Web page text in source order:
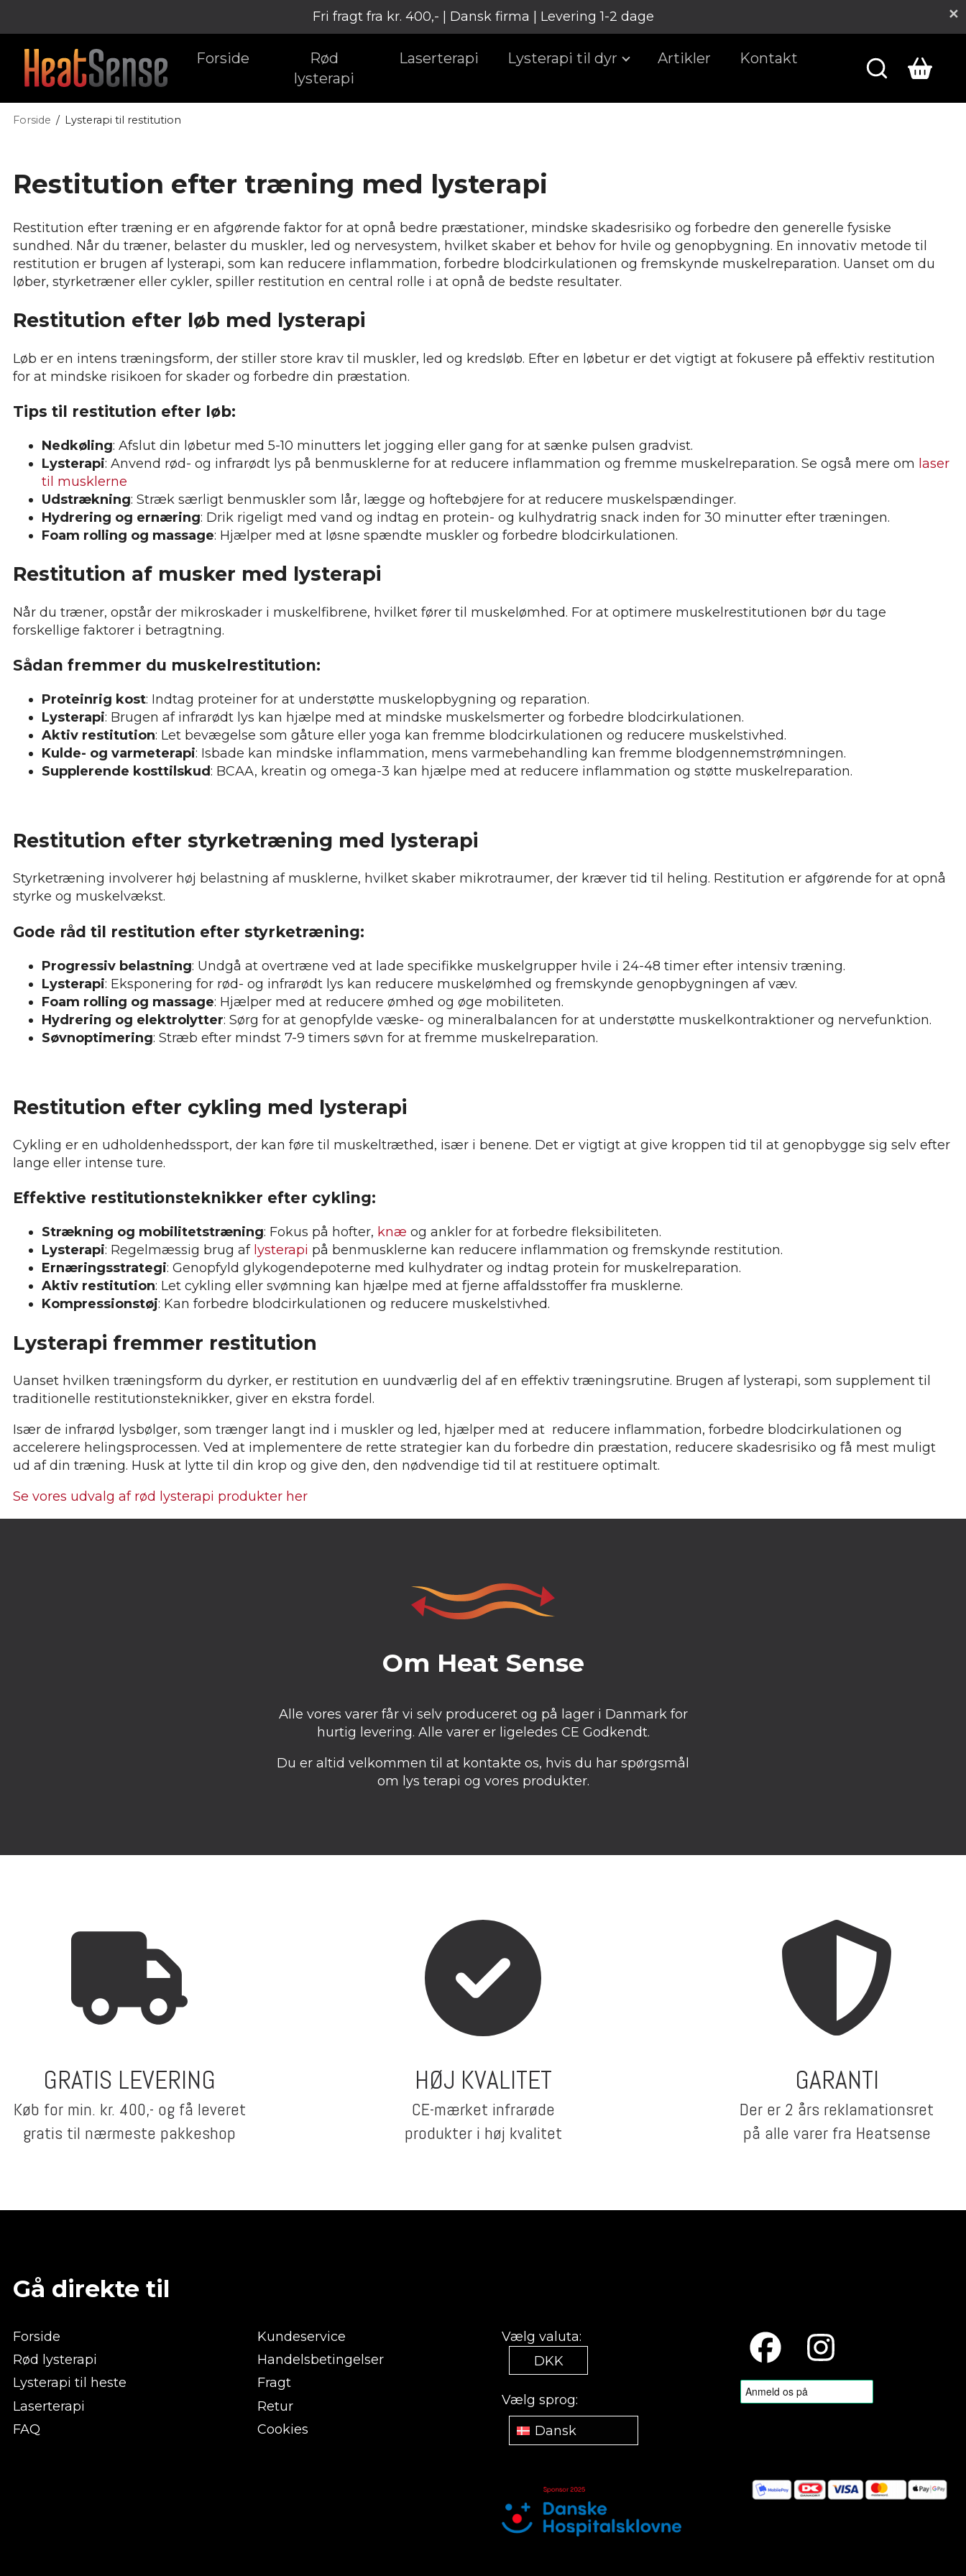
Fri fragt fra kr. 400,- | Dansk firma | Levering 1-2 dage
Forside
Rød
lysterapi
Laserterapi Lysterapi til dyr Artikler Kontakt
Forside Lysterapi til restitution
Restitution efter træning med lysterapi
Restitution efter træning er en afgørende faktor for at opnå bedre præstationer, mindske skadesrisiko og forbedre den generelle fysiske
sundhed. Når du træner, belaster du muskler, led og nervesystem, hvilket skaber et behov for hvile og genopbygning. En innovativ metode til
restitution er brugen af lysterapi, som kan reducere inflammation, forbedre blodcirkulationen og fremskynde muskelreparation. Uanset om du
løber, styrketræner eller cykler, spiller restitution en central rolle i at opnå de bedste resultater.
Restitution efter løb med lysterapi
Løb er en intens træningsform, der stiller store krav til muskler, led og kredsløb. Efter en løbetur er det vigtigt at fokusere på effektiv restitution
for at mindske risikoen for skader og forbedre din præstation.
Tips til restitution efter løb:
Nedkøling: Afslut din løbetur med 5-10 minutters let jogging eller gang for at sænke pulsen gradvist.
Lysterapi: Anvend rød- og infrarødt lys på benmusklerne for at reducere inflammation og fremme muskelreparation. Se også mere om laser
til musklerne
Udstrækning: Stræk særligt benmuskler som lår, lægge og hoftebøjere for at reducere muskelspændinger.
Hydrering og ernæring: Drik rigeligt med vand og indtag en protein- og kulhydratrig snack inden for 30 minutter efter træningen.
Foam rolling og massage: Hjælper med at løsne spændte muskler og forbedre blodcirkulationen.
Restitution af musker med lysterapi
Når du træner, opstår der mikroskader i muskelfibrene, hvilket fører til muskelømhed. For at optimere muskelrestitutionen bør du tage
forskellige faktorer i betragtning.
Sådan fremmer du muskelrestitution:
Proteinrig kost: Indtag proteiner for at understøtte muskelopbygning og reparation.
Lysterapi: Brugen af infrarødt lys kan hjælpe med at mindske muskelsmerter og forbedre blodcirkulationen.
Aktiv restitution: Let bevægelse som gåture eller yoga kan fremme blodcirkulationen og reducere muskelstivhed.
Kulde- og varmeterapi: Isbade kan mindske inflammation, mens varmebehandling kan fremme blodgennemstrømningen.
Supplerende kosttilskud: BCAA, kreatin og omega-3 kan hjælpe med at reducere inflammation og støtte muskelreparation.
Restitution efter styrketræning med lysterapi
Styrketræning involverer høj belastning af musklerne, hvilket skaber mikrotraumer, der kræver tid til heling. Restitution er afgørende for at opnå
styrke og muskelvækst.
Gode råd til restitution efter styrketræning:
Progressiv belastning: Undgå at overtræne ved at lade specifikke muskelgrupper hvile i 24-48 timer efter intensiv træning.
Lysterapi: Eksponering for rød- og infrarødt lys kan reducere muskelømhed og fremskynde genopbygningen af væv.
Foam rolling og massage: Hjælper med at reducere ømhed og øge mobiliteten.
Hydrering og elektrolytter: Sørg for at genopfylde væske- og mineralbalancen for at understøtte muskelkontraktioner og nervefunktion.
Søvnoptimering: Stræb efter mindst 7-9 timers søvn for at fremme muskelreparation.
Restitution efter cykling med lysterapi
Cykling er en udholdenhedssport, der kan føre til muskeltræthed, især i benene. Det er vigtigt at give kroppen tid til at genopbygge sig selv efter
lange eller intense ture.
Effektive restitutionsteknikker efter cykling:
Strækning og mobilitetstræning: Fokus på hofter, knæ og ankler for at forbedre fleksibiliteten.
Lysterapi: Regelmæssig brug af lysterapi på benmusklerne kan reducere inflammation og fremskynde restitution.
Ernæringsstrategi: Genopfyld glykogendepoterne med kulhydrater og indtag protein for muskelreparation.
Aktiv restitution: Let cykling eller svømning kan hjælpe med at fjerne affaldsstoffer fra musklerne.
Kompressionstøj: Kan forbedre blodcirkulationen og reducere muskelstivhed.
Lysterapi fremmer restitution
Uanset hvilken træningsform du dyrker, er restitution en uundværlig del af en effektiv træningsrutine. Brugen af lysterapi, som supplement til
traditionelle restitutionsteknikker, giver en ekstra fordel.
Især de infrarød lysbølger, som trænger langt ind i muskler og led, hjælper med at reducere inflammation, forbedre blodcirkulationen og
accelerere helingsprocessen. Ved at implementere de rette strategier kan du forbedre din præstation, reducere skadesrisiko og få mest muligt
ud af din træning. Husk at lytte til din krop og give den, den nødvendige tid til at restituere optimalt.
Se vores udvalg af rød lysterapi produkter her
Om Heat Sense
Alle vores varer får vi selv produceret og på lager i Danmark for
hurtig levering. Alle varer er ligeledes CE Godkendt.
Du er altid velkommen til at kontakte os, hvis du har spørgsmål
om lys terapi og vores produkter.
GRATIS LEVERING
Køb for min. kr. 400,- og få leveret
gratis til nærmeste pakkeshop
HØJ KVALITET
CE-mærket infrarøde
produkter i høj kvalitet
GARANTI
Der er 2 års reklamationsret
på alle varer fra Heatsense
Gå direkte til
Forside
Rød lysterapi
Lysterapi til heste
Laserterapi
FAQ
Kundeservice
Handelsbetingelser
Fragt
Retur
Cookies
Vælg valuta:
DKK
Vælg sprog:
Dansk